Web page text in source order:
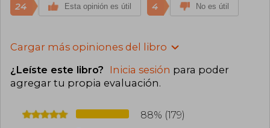
24 Esta opinión es útil 4 No es útil
Cargar más opiniones del libro
¿Leíste este libro? Inicia sesión para poder
agregar tu propia evaluación.
88% (179)